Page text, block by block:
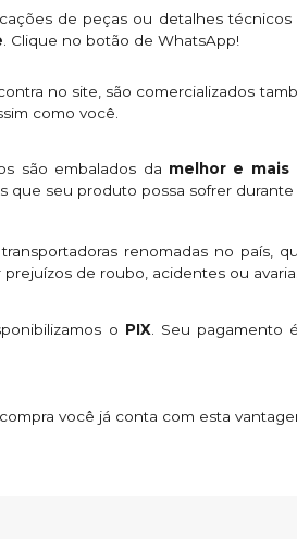
de peças ou detalhes
. Clique no botão de WhatsApp!
no site, são comercializados
como você.
são embalados da melhor e mais
que seu produto possa sofrer
renomadas no país,
de roubo, acidentes ou
o PIX. Seu pagamento é
você já conta com esta